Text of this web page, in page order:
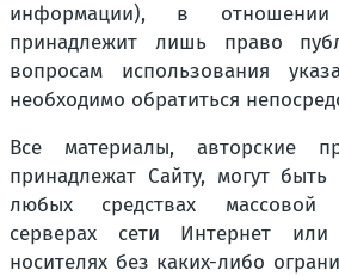
информации), в
принадлежит лишь право
вопросам использования
необходимо обратиться
Все материалы, авторские
принадлежат Сайту, могут
любых средствах
серверах сети Интернет
носителях без каких-либо